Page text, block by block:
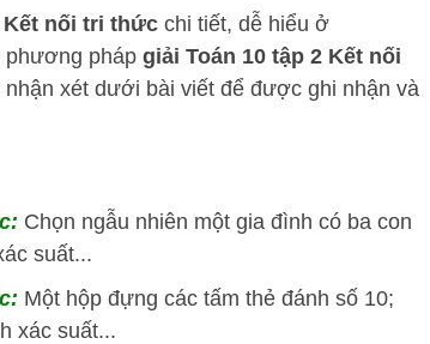
Kết nối tri thức chi tiết, dễ hiểu ở
phương pháp giải Toán 10 tập 2 Kết nối
xét dưới bài viết để được ghi nhận và
Chọn ngẫu nhiên một gia đình có ba con
suất...
Một hộp đựng các tấm thẻ đánh số 10;
xác suất...